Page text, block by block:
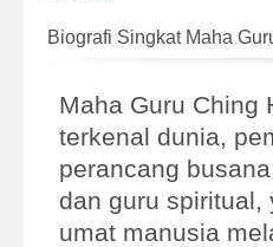
Biografi Singkat Maha
Maha Guru Ching
terkenal dunia,
perancang
dan guru spiritual,
umat manusia